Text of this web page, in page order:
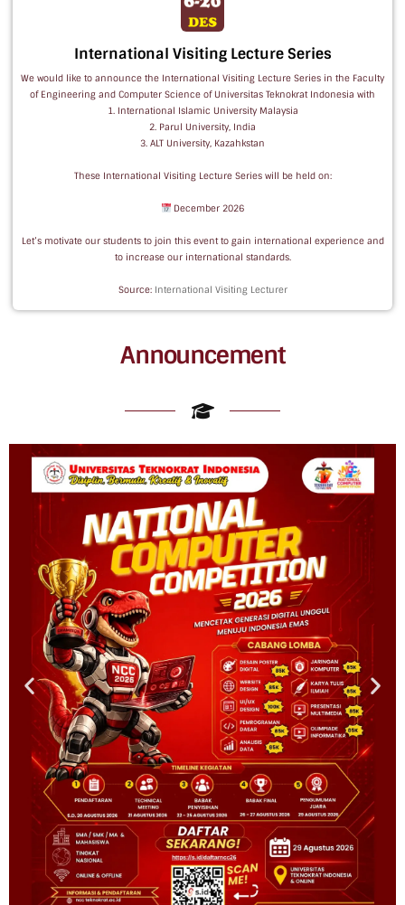
International Visiting Lecture Series
We would like to announce the International Visiting Lecture Series in the Faculty
of Engineering and Computer Science of Universitas Teknokrat Indonesia with
1. International Islamic University Malaysia
2. Parul University, India
3. ALT University, Kazahkstan
These International Visiting Lecture Series will be held on:
December 2026
Let’s motivate our students to join this event to gain international experience and
to increase our international standards.
Source: International Visiting Lecturer
Announcement